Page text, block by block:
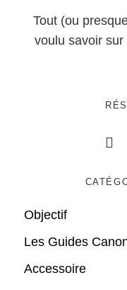
Tout (ou
voulu savoir
Objectif
Les Guides
Accessoire